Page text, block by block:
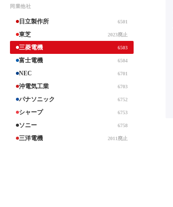
同業他社
日立製作所 6501
東芝 2023廃止
三菱電機 6503
富士電機 6504
NEC 6701
沖電気工業 6703
パナソニック 6752
シャープ 6753
ソニー 6758
三洋電機 2011廃止